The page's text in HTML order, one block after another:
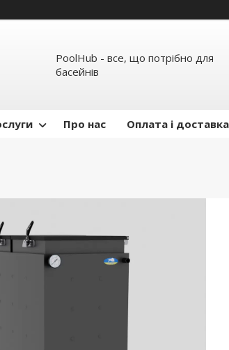
PoolHub - все, що потрібно для
басейнів
Про нас Оплата і доставка